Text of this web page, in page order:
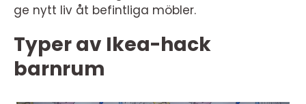
ge nytt liv åt befintliga möbler.
Typer av Ikea-hack
barnrum